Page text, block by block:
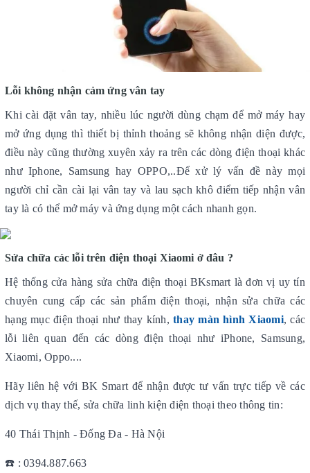
Lỗi không nhận cảm ứng vân tay
Khi cài đặt vân tay, nhiều lúc người dùng chạm để mở máy hay
mở ứng dụng thì thiết bị thỉnh thoảng sẽ không nhận diện được,
điều này cũng thường xuyên xảy ra trên các dòng điện thoại khác
như Iphone, Samsung hay OPPO,..Để xử lý vấn đề này mọi
người chỉ cần cài lại vân tay và lau sạch khô điểm tiếp nhận vân
tay là có thể mở máy và ứng dụng một cách nhanh gọn.
Sửa chữa các lỗi trên điện thoại Xiaomi ở đâu ?
Hệ thống cửa hàng sửa chữa điện thoại BKsmart là đơn vị uy tín
chuyên cung cấp các sản phẩm điện thoại, nhận sửa chữa các
hạng mục điện thoại như thay kính,thay màn hình Xiaomi, các
lỗi liên quan đến các dòng điện thoại như iPhone, Samsung,
Xiaomi, Oppo....
Hãy liên hệ với BK Smart để nhận được tư vấn trực tiếp về các
dịch vụ thay thế, sửa chữa linh kiện điện thoại theo thông tin:
40 Thái Thịnh - Đống Đa - Hà Nội
☎️ : 0394.887.663